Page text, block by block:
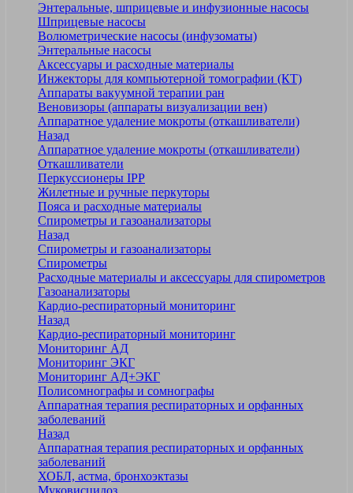
Энтеральные, шприцевые и инфузионные насосы
Шприцевые насосы
Волюметрические насосы (инфузоматы)
Энтеральные насосы
Аксессуары и расходные материалы
Инжекторы для компьютерной томографии (КТ)
Аппараты вакуумной терапии ран
Веновизоры (аппараты визуализации вен)
Аппаратное удаление мокроты (откашливатели)
Назад
Аппаратное удаление мокроты (откашливатели)
Откашливатели
Перкуссионеры IPP
Жилетные и ручные перкуторы
Пояса и расходные материалы
Спирометры и газоанализаторы
Назад
Спирометры и газоанализаторы
Спирометры
Расходные материалы и аксессуары для спирометров
Газоанализаторы
Кардио-респираторный мониторинг
Назад
Кардио-респираторный мониторинг
Мониторинг АД
Мониторинг ЭКГ
Мониторинг АД+ЭКГ
Полисомнографы и сомнографы
Аппаратная терапия респираторных и орфанных
заболеваний
Назад
Аппаратная терапия респираторных и орфанных
заболеваний
ХОБЛ, астма, бронхоэктазы
Муковисцидоз